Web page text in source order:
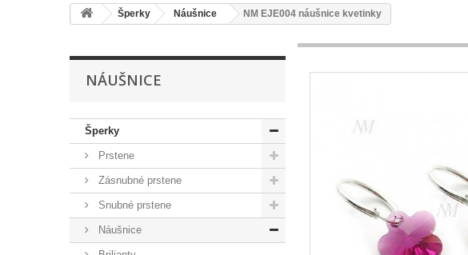
Šperky Náušnice NM EJE004 náušnice kvetinky
NÁUŠNICE
Šperky
Prstene
Zásnubné prstene
Snubné prstene
Náušnice